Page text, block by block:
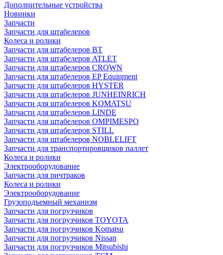
Дополнительные устройства
Новинки
Запчасти
Запчасти для штабелеров
Колеса и ролики
Запчасти для штабелеров BT
Запчасти для штабелеров ATLET
Запчасти для штабелеров CROWN
Запчасти для штабелеров EP Equipment
Запчасти для штабелеров HYSTER
Запчасти для штабелеров JUNHEINRICH
Запчасти для штабелеров KOMATSU
Запчасти для штабелеров LINDE
Запчасти для штабелеров OMPIMESPO
Запчасти для штабелеров STILL
Запчасти для штабелеров NOBLELIFT
Запчасти для транспортировщиков паллет
Колеса и ролики
Электрооборудование
Запчасти для ричтраков
Колеса и ролики
Электрооборудование
Грузоподъемный механизм
Запчасти для погрузчиков
Запчасти для погрузчиков TOYOTA
Запчасти для погрузчиков Komatsu
Запчасти для погрузчиков Nissan
Запчасти для погрузчиков Mitsubishi